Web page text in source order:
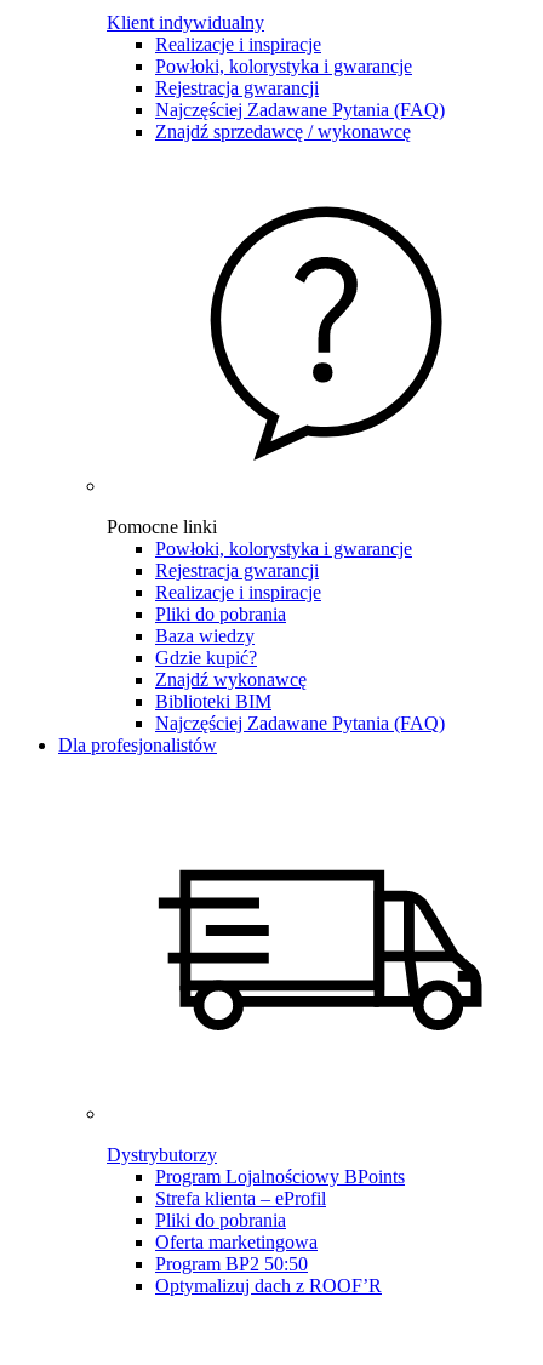
Klient indywidualny
Realizacje i inspiracje
Powłoki, kolorystyka i gwarancje
Rejestracja gwarancji
Najczęściej Zadawane Pytania (FAQ)
Znajdź sprzedawcę / wykonawcę
Pomocne linki
Powłoki, kolorystyka i gwarancje
Rejestracja gwarancji
Realizacje i inspiracje
Pliki do pobrania
Baza wiedzy
Gdzie kupić?
Znajdź wykonawcę
Biblioteki BIM
Najczęściej Zadawane Pytania (FAQ)
Dla profesjonalistów
Dystrybutorzy
Program Lojalnościowy BPoints
Strefa klienta – eProfil
Pliki do pobrania
Oferta marketingowa
Program BP2 50:50
Optymalizuj dach z ROOF’R